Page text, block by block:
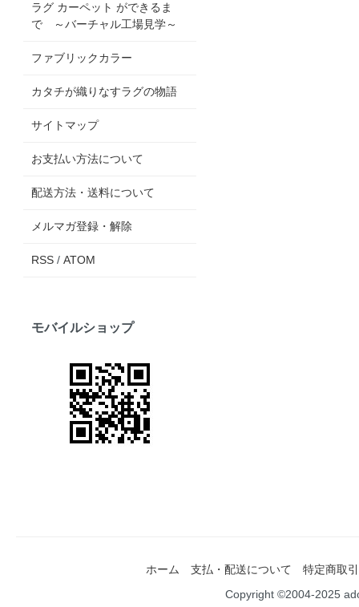
ラグ カーペット ができるま
で ～バーチャル工場見学～
ファブリックカラー
カタチが織りなすラグの物語
サイトマップ
お支払い方法について
配送方法・送料について
メルマガ登録・解除
RSS / ATOM
モバイルショップ
ホーム 支払・配送について
特定商取
Copyright ©2004-2025